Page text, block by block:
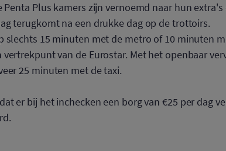
Plus kamers zijn vernoemd naar hun
terugkomt na een drukke dag op de trottoirs.
slechts 15 minuten met de metro of 10 minuten
van de Eurostar. Met het openbaar
25 minuten met de taxi.
er bij het inchecken een borg van €25 per dag